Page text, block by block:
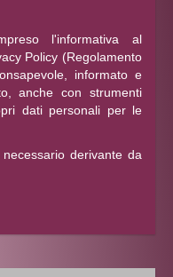
l'informativa al
Policy (Regolamento
informato e
anche con strumenti
dati personali per le
derivante da